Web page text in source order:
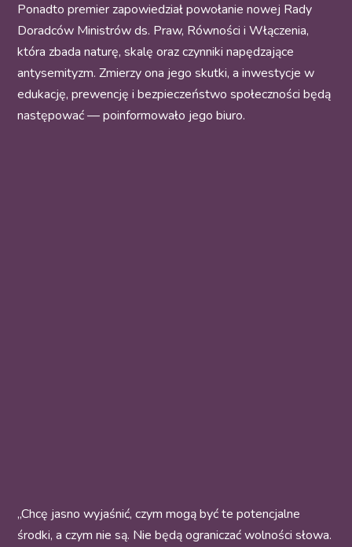
Ponadto premier zapowiedział powołanie nowej Rady
Doradców Ministrów ds. Praw, Równości i Włączenia,
która zbada naturę, skalę oraz czynniki napędzające
antysemityzm. Zmierzy ona jego skutki, a inwestycje w
edukację, prewencję i bezpieczeństwo społeczności będą
następować — poinformowało jego biuro.
„Chcę jasno wyjaśnić, czym mogą być te potencjalne
środki, a czym nie są. Nie będą ograniczać wolności słowa.